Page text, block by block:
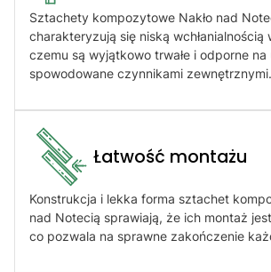
Sztachety kompozytowe Nakło nad
charakteryzują się niską wchłanialnością
czemu są wyjątkowo trwałe i odporne
spowodowane czynnikami zewnętrznymi.
Łatwość montażu​
Konstrukcja i lekka forma sztachet
nad Notecią sprawiają, że ich montaż
co pozwala na sprawne zakończenie